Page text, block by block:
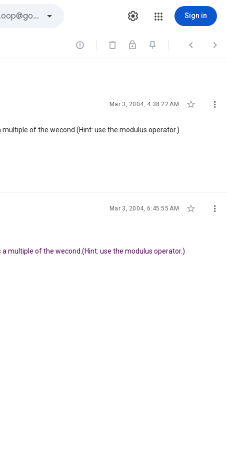
Sign in
  
Mar 3, 2004, 4:38:22 AM  
of the wecond.(Hint: use the modulus operator.)
Mar 3, 2004, 6:45:55 AM  
multiple of the wecond.(Hint: use the modulus operator.)